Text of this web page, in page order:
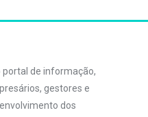
portal de informação,
gestores e
dos